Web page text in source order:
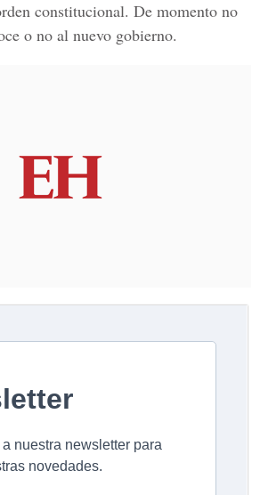
constitucional. De momento no
o no al nuevo gobierno.